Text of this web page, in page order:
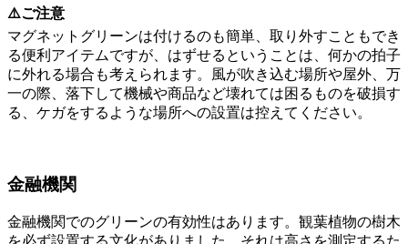
⚠️ご注意
マグネットグリーンは付けるのも簡単、取り外すこともでき
る便利アイテムですが、はずせるということは、何かの拍子
に外れる場合も考えられます。風が吹き込む場所や屋外、万
一の際、落下して機械や商品など壊れては困るものを破損す
る、ケガをするような場所への設置は控えてください。
金融機関
金融機関でのグリーンの有効性はあります。観葉植物の樹木